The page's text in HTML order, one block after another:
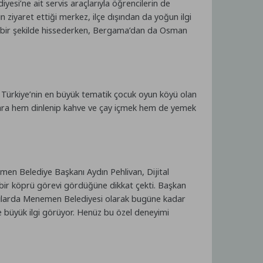
ait servis araçlarıyla öğrencilerin de
ziyaret ettiği merkez, ilçe dışından da yoğun ilgi
şekilde hissederken, Bergama’dan da Osman
en büyük tematik çocuk oyun köyü olan
hem dinlenip kahve ve çay içmek hem de yemek
Belediye Başkanı Aydın Pehlivan, Dijital
bir köprü görevi gördüğüne dikkat çekti. Başkan
Menemen Belediyesi olarak bugüne kadar
ilgi görüyor. Henüz bu özel deneyimi